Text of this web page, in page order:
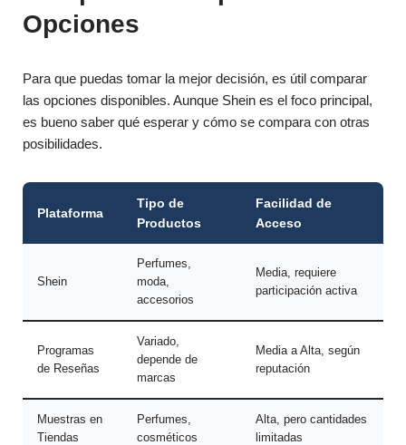
Opciones
Para que puedas tomar la mejor decisión, es útil comparar
las opciones disponibles. Aunque Shein es el foco principal,
es bueno saber qué esperar y cómo se compara con otras
posibilidades.
Plataforma
Tipo de
Productos
Facilidad de
Acceso
Shein
Perfumes,
moda,
accesorios
Media, requiere
participación activa
Programas
de Reseñas
Variado,
depende de
marcas
Media a Alta, según
reputación
Muestras en
Tiendas
Perfumes,
cosméticos
Alta, pero cantidades
limitadas